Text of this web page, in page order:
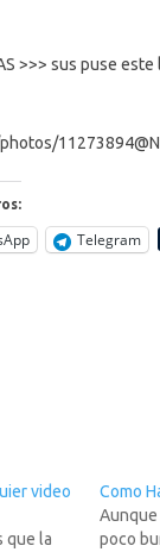
>>> sus puse
Telegram
video
que la
Como
Aunque
poco